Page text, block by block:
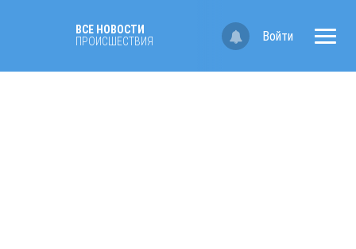
ВСЕ НОВОСТИ
ПРОИСШЕСТВИЯ
Войти